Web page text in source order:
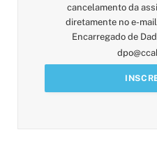
cancelamento da
diretamente no e-
Encarregado de